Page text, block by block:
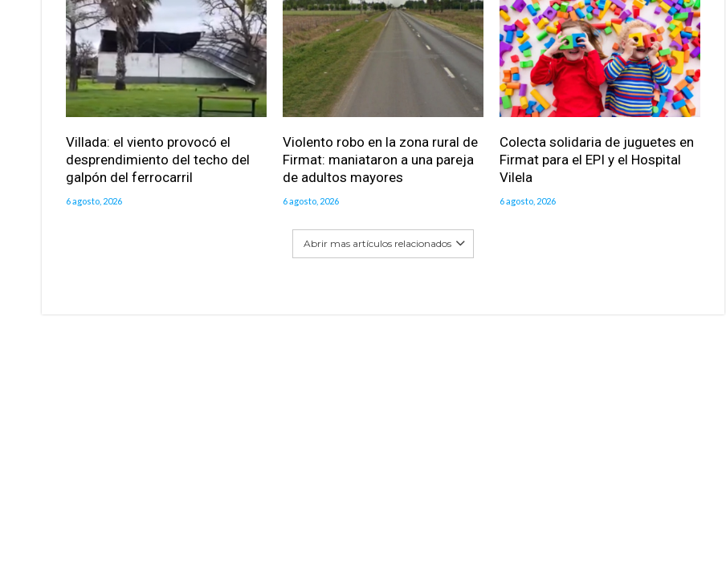
Villada: el viento provocó el
desprendimiento del techo del
galpón del ferrocarril
6 agosto, 2026
Violento robo en la zona rural de
Firmat: maniataron a una pareja
de adultos mayores
6 agosto, 2026
Colecta solidaria de juguetes en
Firmat para el EPI y el Hospital
Vilela
6 agosto, 2026
Abrir mas artículos relacionados